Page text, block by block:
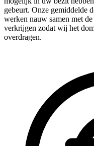
gebeurt. Onze gemiddelde
werken nauw samen met
verkrijgen zodat wij het
overdragen.